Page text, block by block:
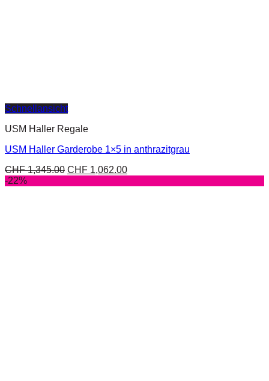
Schnellansicht
USM Haller Regale
USM Haller Garderobe 1×5 in anthrazitgrau
CHF1,345.00 CHF 1,062.00
-22%